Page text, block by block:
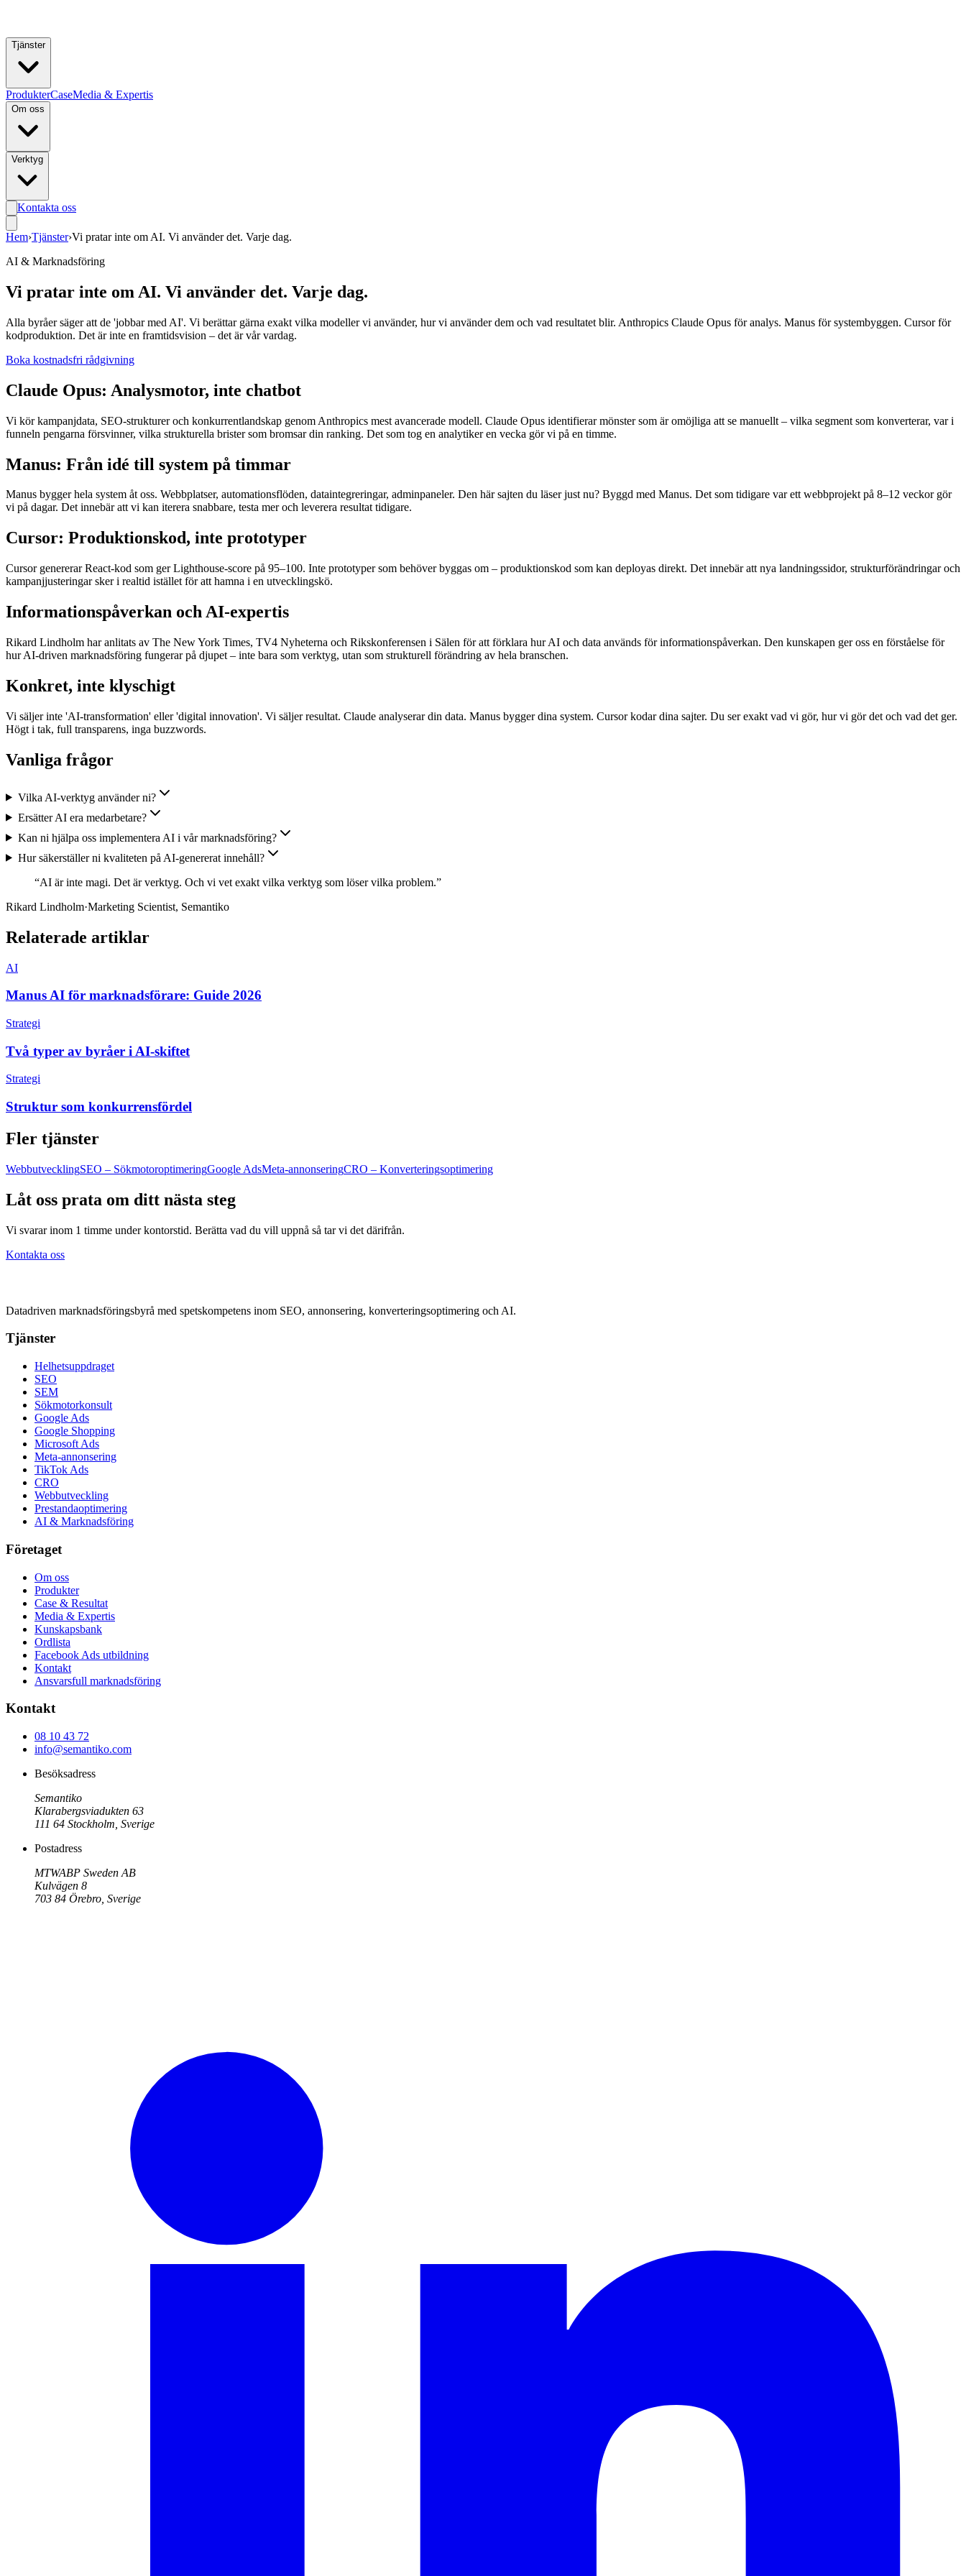
Tjänster
ProdukterCaseMedia & Expertis
Om oss
Verktyg
Kontakta oss
Hem›Tjänster›Vi pratar inte om AI. Vi använder det. Varje dag.
AI & Marknadsföring
Vi pratar inte om AI. Vi använder det. Varje dag.
Alla byråer säger att de 'jobbar med AI'. Vi berättar gärna exakt vilka modeller vi använder, hur vi använder dem och vad resultatet blir. Anthropics Claude Opus för analys. Manus för systembyggen. Cursor för
kodproduktion. Det är inte en framtidsvision – det är vår vardag.
Boka kostnadsfri rådgivning
Claude Opus: Analysmotor, inte chatbot
Vi kör kampanjdata, SEO-strukturer och konkurrentlandskap genom Anthropics mest avancerade modell. Claude Opus identifierar mönster som är omöjliga att se manuellt – vilka segment som konverterar, var i
funneln pengarna försvinner, vilka strukturella brister som bromsar din ranking. Det som tog en analytiker en vecka gör vi på en timme.
Manus: Från idé till system på timmar
Manus bygger hela system åt oss. Webbplatser, automationsflöden, dataintegreringar, adminpaneler. Den här sajten du läser just nu? Byggd med Manus. Det som tidigare var ett webbprojekt på 8–12 veckor gör
vi på dagar. Det innebär att vi kan iterera snabbare, testa mer och leverera resultat tidigare.
Cursor: Produktionskod, inte prototyper
Cursor genererar React-kod som ger Lighthouse-score på 95–100. Inte prototyper som behöver byggas om – produktionskod som kan deployas direkt. Det innebär att nya landningssidor, strukturförändringar och
kampanjjusteringar sker i realtid istället för att hamna i en utvecklingskö.
Informationspåverkan och AI-expertis
Rikard Lindholm har anlitats av The New York Times, TV4 Nyheterna och Rikskonferensen i Sälen för att förklara hur AI och data används för informationspåverkan. Den kunskapen ger oss en förståelse för
hur AI-driven marknadsföring fungerar på djupet – inte bara som verktyg, utan som strukturell förändring av hela branschen.
Konkret, inte klyschigt
Vi säljer inte 'AI-transformation' eller 'digital innovation'. Vi säljer resultat. Claude analyserar din data. Manus bygger dina system. Cursor kodar dina sajter. Du ser exakt vad vi gör, hur vi gör det och vad det ger.
Högt i tak, full transparens, inga buzzwords.
Vanliga frågor
Vilka AI-verktyg använder ni?
Ersätter AI era medarbetare?
Kan ni hjälpa oss implementera AI i vår marknadsföring?
Hur säkerställer ni kvaliteten på AI-genererat innehåll?
“AI är inte magi. Det är verktyg. Och vi vet exakt vilka verktyg som löser vilka problem.”
Rikard Lindholm·Marketing Scientist, Semantiko
Relaterade artiklar
AI
Manus AI för marknadsförare: Guide 2026
Strategi
Två typer av byråer i AI-skiftet
Strategi
Struktur som konkurrensfördel
Fler tjänster
WebbutvecklingSEO – SökmotoroptimeringGoogle AdsMeta-annonseringCRO – Konverteringsoptimering
Låt oss prata om ditt nästa steg
Vi svarar inom 1 timme under kontorstid. Berätta vad du vill uppnå så tar vi det därifrån.
Kontakta oss
Datadriven marknadsföringsbyrå med spetskompetens inom SEO, annonsering, konverteringsoptimering och AI.
Tjänster
Helhetsuppdraget
SEO
SEM
Sökmotorkonsult
Google Ads
Google Shopping
Microsoft Ads
Meta-annonsering
TikTok Ads
CRO
Webbutveckling
Prestandaoptimering
AI & Marknadsföring
Företaget
Om oss
Produkter
Case & Resultat
Media & Expertis
Kunskapsbank
Ordlista
Facebook Ads utbildning
Kontakt
Ansvarsfull marknadsföring
Kontakt
08 10 43 72
info@semantiko.com
Besöksadress
Semantiko
Klarabergsviadukten 63
111 64 Stockholm Sverige
Postadress
MTWABP Sweden AB
Kulvägen 8
703 84 Örebro Sverige